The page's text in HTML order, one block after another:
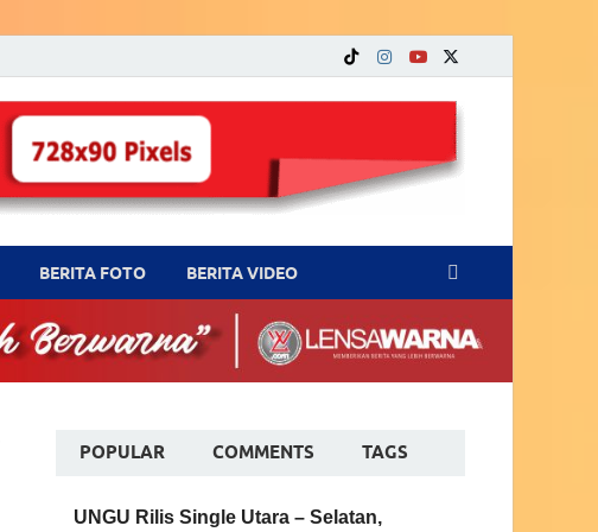
BERITA FOTO BERITA VIDEO
POPULAR COMMENTS TAGS
UNGU Rilis Single Utara – Selatan,